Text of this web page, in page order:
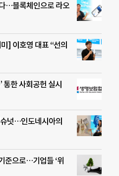
…블록체인으로 라오
] 이호영 대표 “선의
통한 사회공헌 실시
넛…인도네시아의
준으로…기업들 ‘위